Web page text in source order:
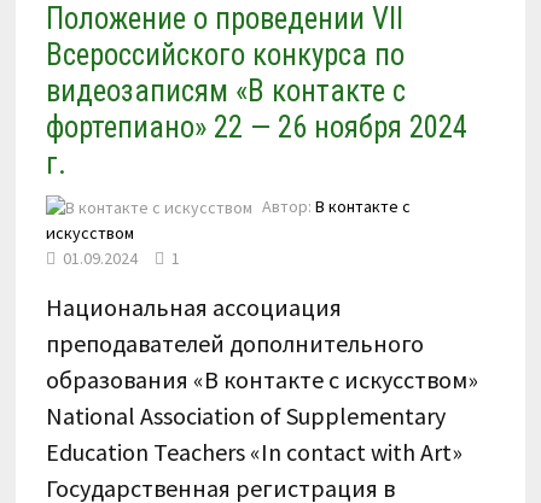
Положение о проведении VII
Всероссийского конкурса по
видеозаписям «В контакте с
фортепиано» 22 — 26 ноября 2024
г.
Автор:В контакте с
искусством
01.09.2024
1
Национальная ассоциация
преподавателей дополнительного
образования «В контакте с искусством»
National Association of Supplementary
Education Teachers «In contact with Art»
Государственная регистрация в